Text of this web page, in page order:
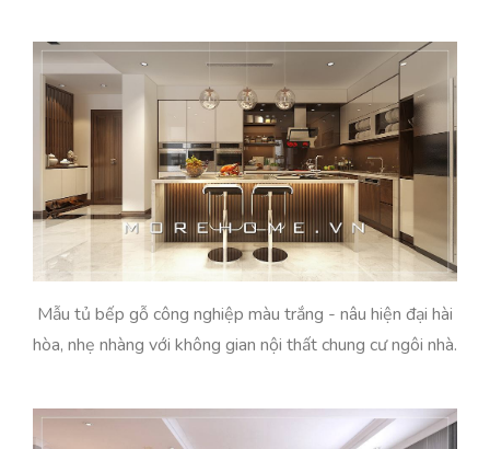
Mẫu tủ bếp gỗ công nghiệp màu trắng - nâu hiện đại hài
hòa, nhẹ nhàng với không gian nội thất chung cư ngôi nhà.